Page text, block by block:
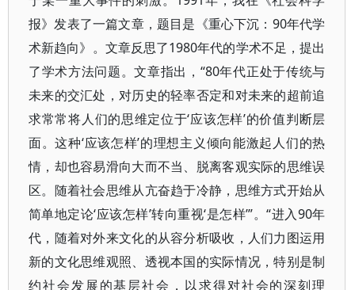
报》发表了一篇文章，题目是《重心下沉：90年代学
术新趋向》。文章反思了1980年代的学术不足，提出
了学术方法问题。文章指出，“80年代正处于传统与
未来的交汇处，对历史的轻率否定和对未来的超前追
求常常将人们的思维定位于‘应该怎样’的价值判断层
面。这种‘应该怎样’的理想主义倾向能激起人们的热
情，却也容易滑向大而不当、脱离客观实际的思维误
区。随着社会思维从亢奋趋于冷静，思维方式开始从
简单地定论‘应该怎样’转向重视‘是怎样’”。“进入90年
代，随着对外来文化的从容分析吸收，人们力图运用
新的文化思维观照、透视本国的实际情况，特别是制
约社会发展的基层社会，以求得对社会的深刻理